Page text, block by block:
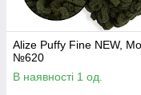
Alize Puffy Fine NEW,
№620
В наявності 1 од.